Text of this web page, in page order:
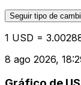
Seguir tipo de
1 USD =
8 ago 2026,